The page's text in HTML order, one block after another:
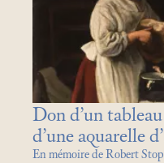
Don d’un
d’une aquarelle
En mémoire de Robert